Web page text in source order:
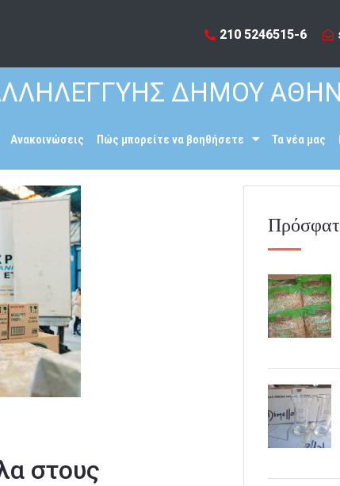
210 5246515-6​
ΔΗΜΟΥ
Ανακοινώσεις Πώς μπορείτε να βοηθήσετε Τα νέα μας
στους